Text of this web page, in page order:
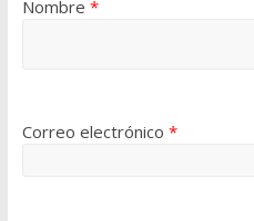
Nombre *
Correo electrónico *